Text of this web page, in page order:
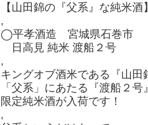
【山田錦の『父系』な純米酒
,
◯平孝酒造 宮城県石巻市
日高見 純米 渡船２号
,
キングオブ酒米である『山田
「父系」にあたる『渡船２号
限定純米酒が入荷です！
,